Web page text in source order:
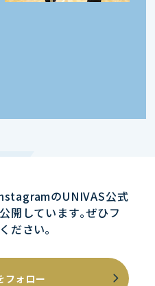
のUNIVAS公式
開しています｡ぜひフ
ださい｡
フォロー